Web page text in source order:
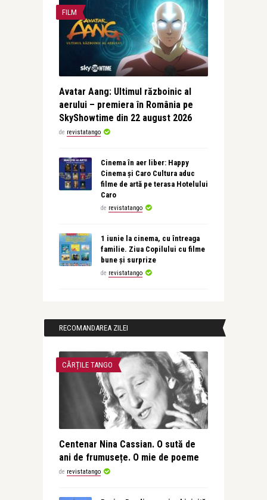
FILM
Avatar Aang: Ultimul războinic al
aerului – premiera în România pe
SkyShowtime din 22 august 2026
de revistatango
Cinema în aer liber: Happy
Cinema și Caro Cultura aduc
filme de artă pe terasa Hotelului
Caro
de revistatango
1 iunie la cinema, cu întreaga
familie. Ziua Copilului cu filme
bune și surprize
de revistatango
RECOMANDAREA ZILEI
CĂRȚILE TANGO
Centenar Nina Cassian. O sută de
ani de frumusețe. O mie de poeme
de revistatango